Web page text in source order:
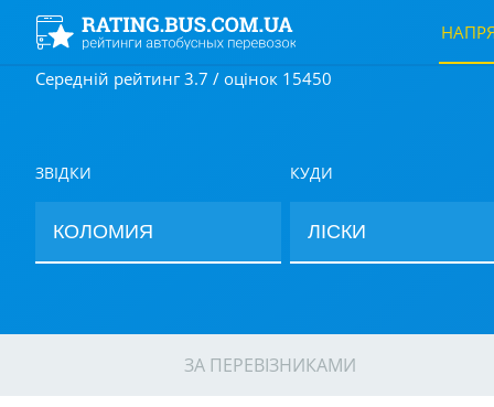
Середній рейтинг 3.7 / оцінок 15450
ЗВІДКИ КУДИ
ЗА ПЕРЕВІЗНИКАМИ